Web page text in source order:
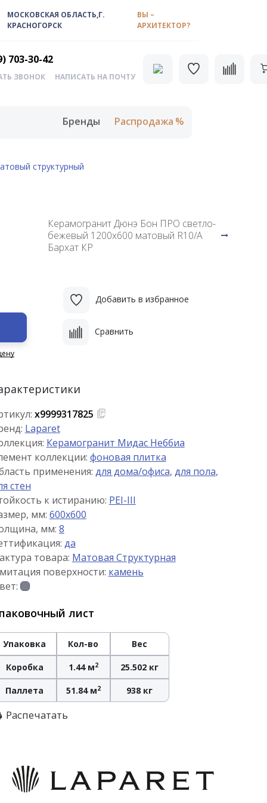
МОСКОВСКАЯ ОБЛАСТЬ,Г.
КРАСНОГОРСК
ВЫ –
АРХИТЕКТОР?
703-30-42
ЗВОНОК НАПИСАТЬ НА ПОЧТУ
Бренды Распродажа
структурный
Керамогранит Дюнэ Бон ПРО светло-
бежевый 1200x600 матовый R10/А
Бархат КР
Добавить в избранное
Сравнить
х9999317825
Laparet
Керамогранит Мидас Неббиа
коллекции: фоновая плитка
применения: для дома/офиса, для пола,
стен
к истиранию: PEI-III
мм: 600x600
мм: 8
да
товара: Матовая Структурная
поверхности: камень
лист
Упаковка Кол-во Вес
Коробка 1.44 м2 25.502 кг
Паллета 51.84 м2 938 кг
Распечатать